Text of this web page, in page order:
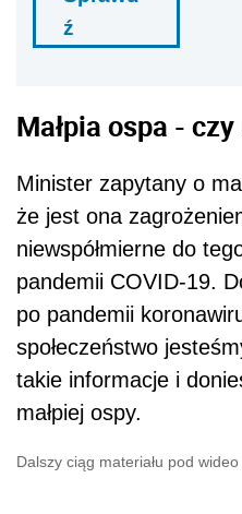
ź
Małpia ospa -
Minister zapytany o
że jest ona
niewspółmierne do
pandemii COVID-19.
po pandemii
społeczeństwo
takie informacje i
małpiej ospy.
Dalszy ciąg materiału pod wideo